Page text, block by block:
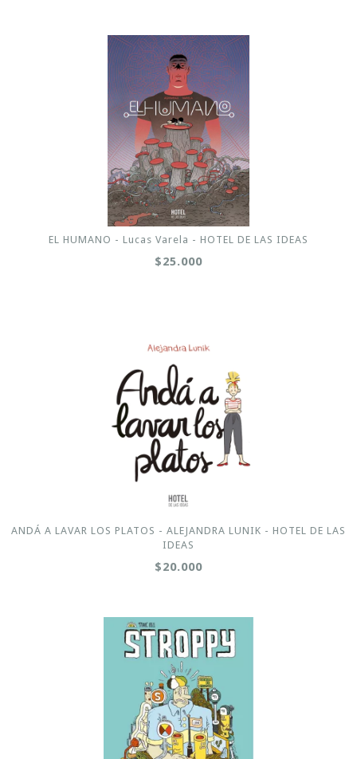
EL HUMANO - Lucas Varela - HOTEL DE LAS IDEAS
$25.000
ANDÁ A LAVAR LOS PLATOS - ALEJANDRA LUNIK - HOTEL DE LAS
IDEAS
$20.000